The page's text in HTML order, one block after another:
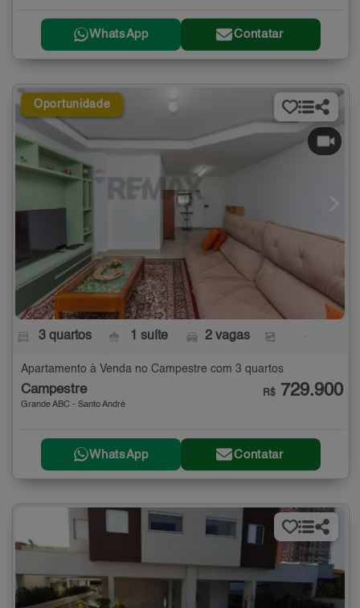
WhatsApp Contatar
Oportunidade
3 quartos 1 suíte 2 vagas
Apartamento à Venda no Campestre com 3 quartos
Campestre
Grande ABC - Santo André
R$ 729.900
WhatsApp Contatar